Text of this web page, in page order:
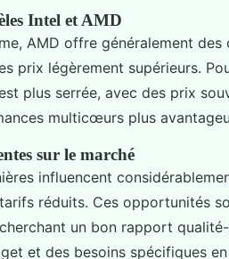
Intel et AMD
AMD offre généralement
prix légèrement supérieurs.
plus serrée, avec des prix
multicœurs plus
sur le marché
influencent
réduits. Ces opportunités
un bon rapport
et des besoins spécifiques